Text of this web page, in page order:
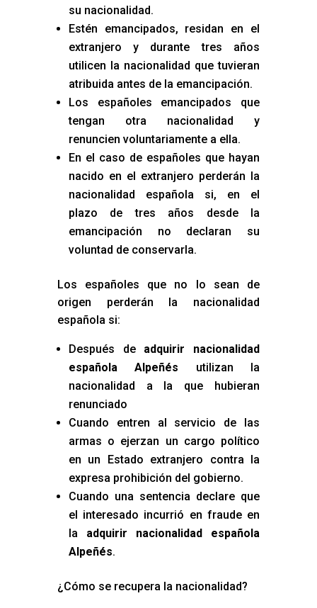
su nacionalidad.
Estén emancipados, residan en el
extranjero y durante tres años
utilicen la nacionalidad que tuvieran
atribuida antes de la emancipación.
Los españoles emancipados que
tengan otra nacionalidad y
renuncien voluntariamente a ella.
En el caso de españoles que hayan
nacido en el extranjero perderán la
nacionalidad española si, en el
plazo de tres años desde la
emancipación no declaran su
voluntad de conservarla.
Los españoles que no lo sean de
origen perderán la nacionalidad
española si:
Después de adquirir nacionalidad
española Alpeñés utilizan la
nacionalidad a la que hubieran
renunciado
Cuando entren al servicio de las
armas o ejerzan un cargo político
en un Estado extranjero contra la
expresa prohibición del gobierno.
Cuando una sentencia declare que
el interesado incurrió en fraude en
la adquirir nacionalidad española
Alpeñés.
¿Cómo se recupera la nacionalidad?